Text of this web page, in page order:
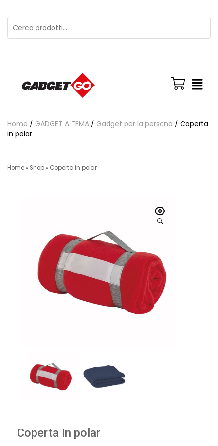
Home / GADGET A TEMA / Gadget per la persona / Coperta
in polar
Home » Shop » Coperta in polar
🔍
Coperta in polar